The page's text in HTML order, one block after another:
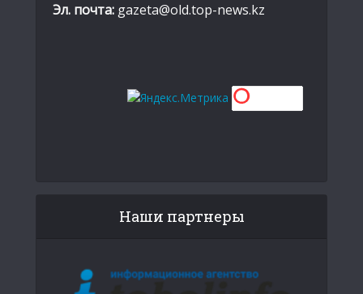
Эл. почта: gazeta@old.top-news.kz
Наши партнеры